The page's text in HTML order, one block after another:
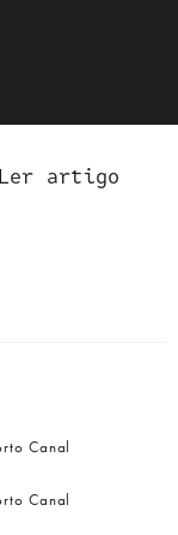
Ler artigo
Canal
Canal